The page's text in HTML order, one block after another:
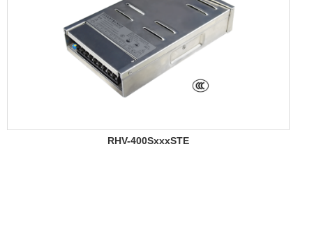
RHV-400SxxxSTE